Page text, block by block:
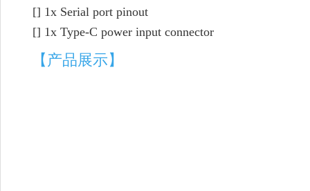
[] 1x Serial port pinout
[] 1x Type-C power input connector
【产品展示】